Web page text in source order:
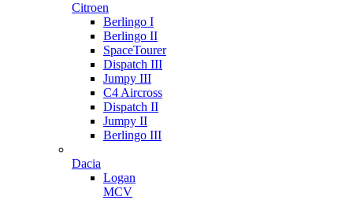
Citroen
Berlingo I
Berlingo II
SpaceTourer
Dispatch III
Jumpy III
C4 Aircross
Dispatch II
Jumpy II
Berlingo III
Dacia
Logan
MCV